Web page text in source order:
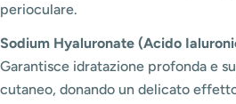
perioculare.
Sodium Hyaluronate (Acido
Garantisce idratazione profonda e
cutaneo, donando un delicato